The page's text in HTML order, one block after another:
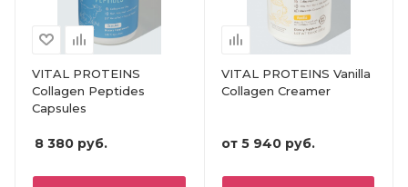
VITAL PROTEINS
Collagen Peptides
Capsules
8 380 руб.
VITAL PROTEINS Vanilla
Collagen Creamer
от 5 940 руб.